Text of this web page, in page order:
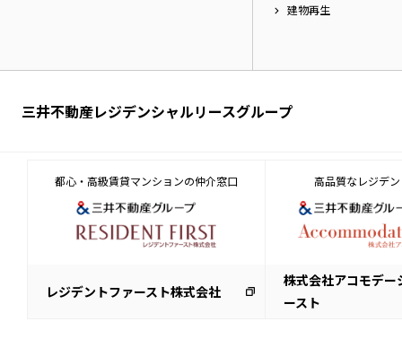
建物再生
三井不動産レジデンシャルリースグループ
都心・高級賃貸マンションの仲介窓口
レジデントファースト株式会社
高品質なレジデ
株式会社アコモデー
ースト